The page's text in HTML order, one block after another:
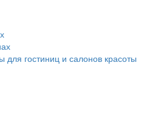
гостиниц и салонов красоты